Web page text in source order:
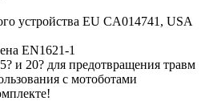
устройства EU CA014741, USA
EN1621-1
и 20? для предотвращения травм
с мотоботами